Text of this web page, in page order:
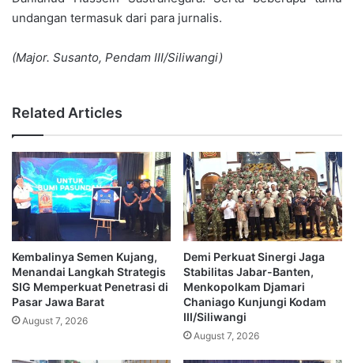
undangan termasuk dari para jurnalis.
(Major. Susanto, Pendam III/Siliwangi)
Related Articles
Kembalinya Semen Kujang,
Menandai Langkah Strategis
SIG Memperkuat Penetrasi di
Pasar Jawa Barat
August 7, 2026
Demi Perkuat Sinergi Jaga
Stabilitas Jabar-Banten,
Menkopolkam Djamari
Chaniago Kunjungi Kodam
III/Siliwangi
August 7, 2026